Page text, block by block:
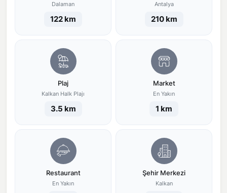
Dalaman
122 km
Antalya
210 km
Plaj
Kalkan Halk Plajı
3.5 km
Market
En Yakın
1 km
Restaurant
En Yakın
Şehir Merkezi
Kalkan